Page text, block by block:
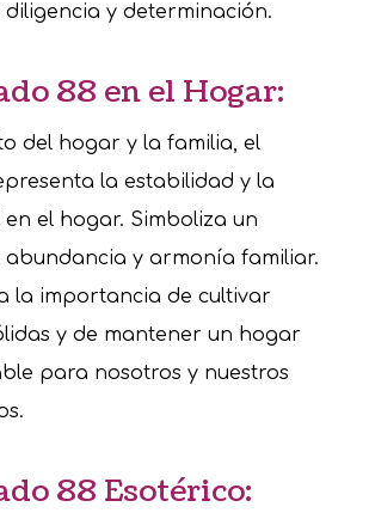
y determinación.
88 en el Hogar:
del hogar y la familia, el
la estabilidad y la
el hogar. Simboliza un
abundancia y armonía familiar.
la importancia de cultivar
y de mantener un hogar
para nosotros y nuestros
88 Esotérico: